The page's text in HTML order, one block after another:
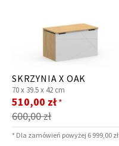
SKRZYNIA X OAK
70 x 39.5 x 42 cm
600,00 zł
Cena
promocyjna
510,00 zł *
* Dla zamówień powyżej 6 999,00 zł